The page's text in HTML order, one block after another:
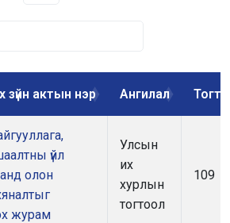
зүйн актын нэр Ангилал
үйл
олон
журам
Улсын
их
хурлын
тогтоол
109